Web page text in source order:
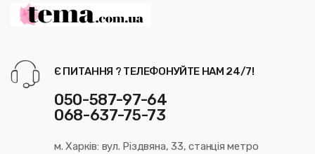
Є ПИТАННЯ ? ТЕЛЕФОНУЙТЕ НАМ 24/7!
050-587-97-64
068-637-75-73
м. Харків: вул. Різдвяна, 33, станція метро